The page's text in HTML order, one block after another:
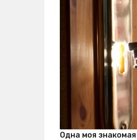
Одна моя